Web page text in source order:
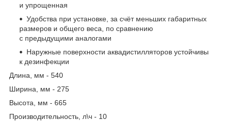
и упрощенная
Удобства при установке, за счёт меньших габаритных
размеров и общего веса, по сравнению
с предыдущими аналогами
Наружные поверхности аквадистилляторов устойчивы
к дезинфекции
Длина, мм - 540
Ширина, мм - 275
Высота, мм - 665
Производительность, л\ч - 10